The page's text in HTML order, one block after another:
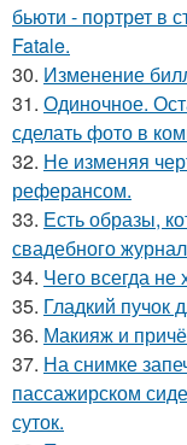
бьюти - портрет в
Fatale.
30. Изменение
31. Одиночное.
сделать фото в
32. Не изменяя
реферансом.
33. Есть образы,
свадебного
34. Чего всегда не
35. Гладкий пучок
36. Макияж и
37. На снимке
пассажирском
суток.